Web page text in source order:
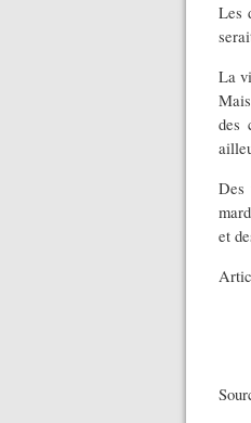
Les
La
des
Des
et